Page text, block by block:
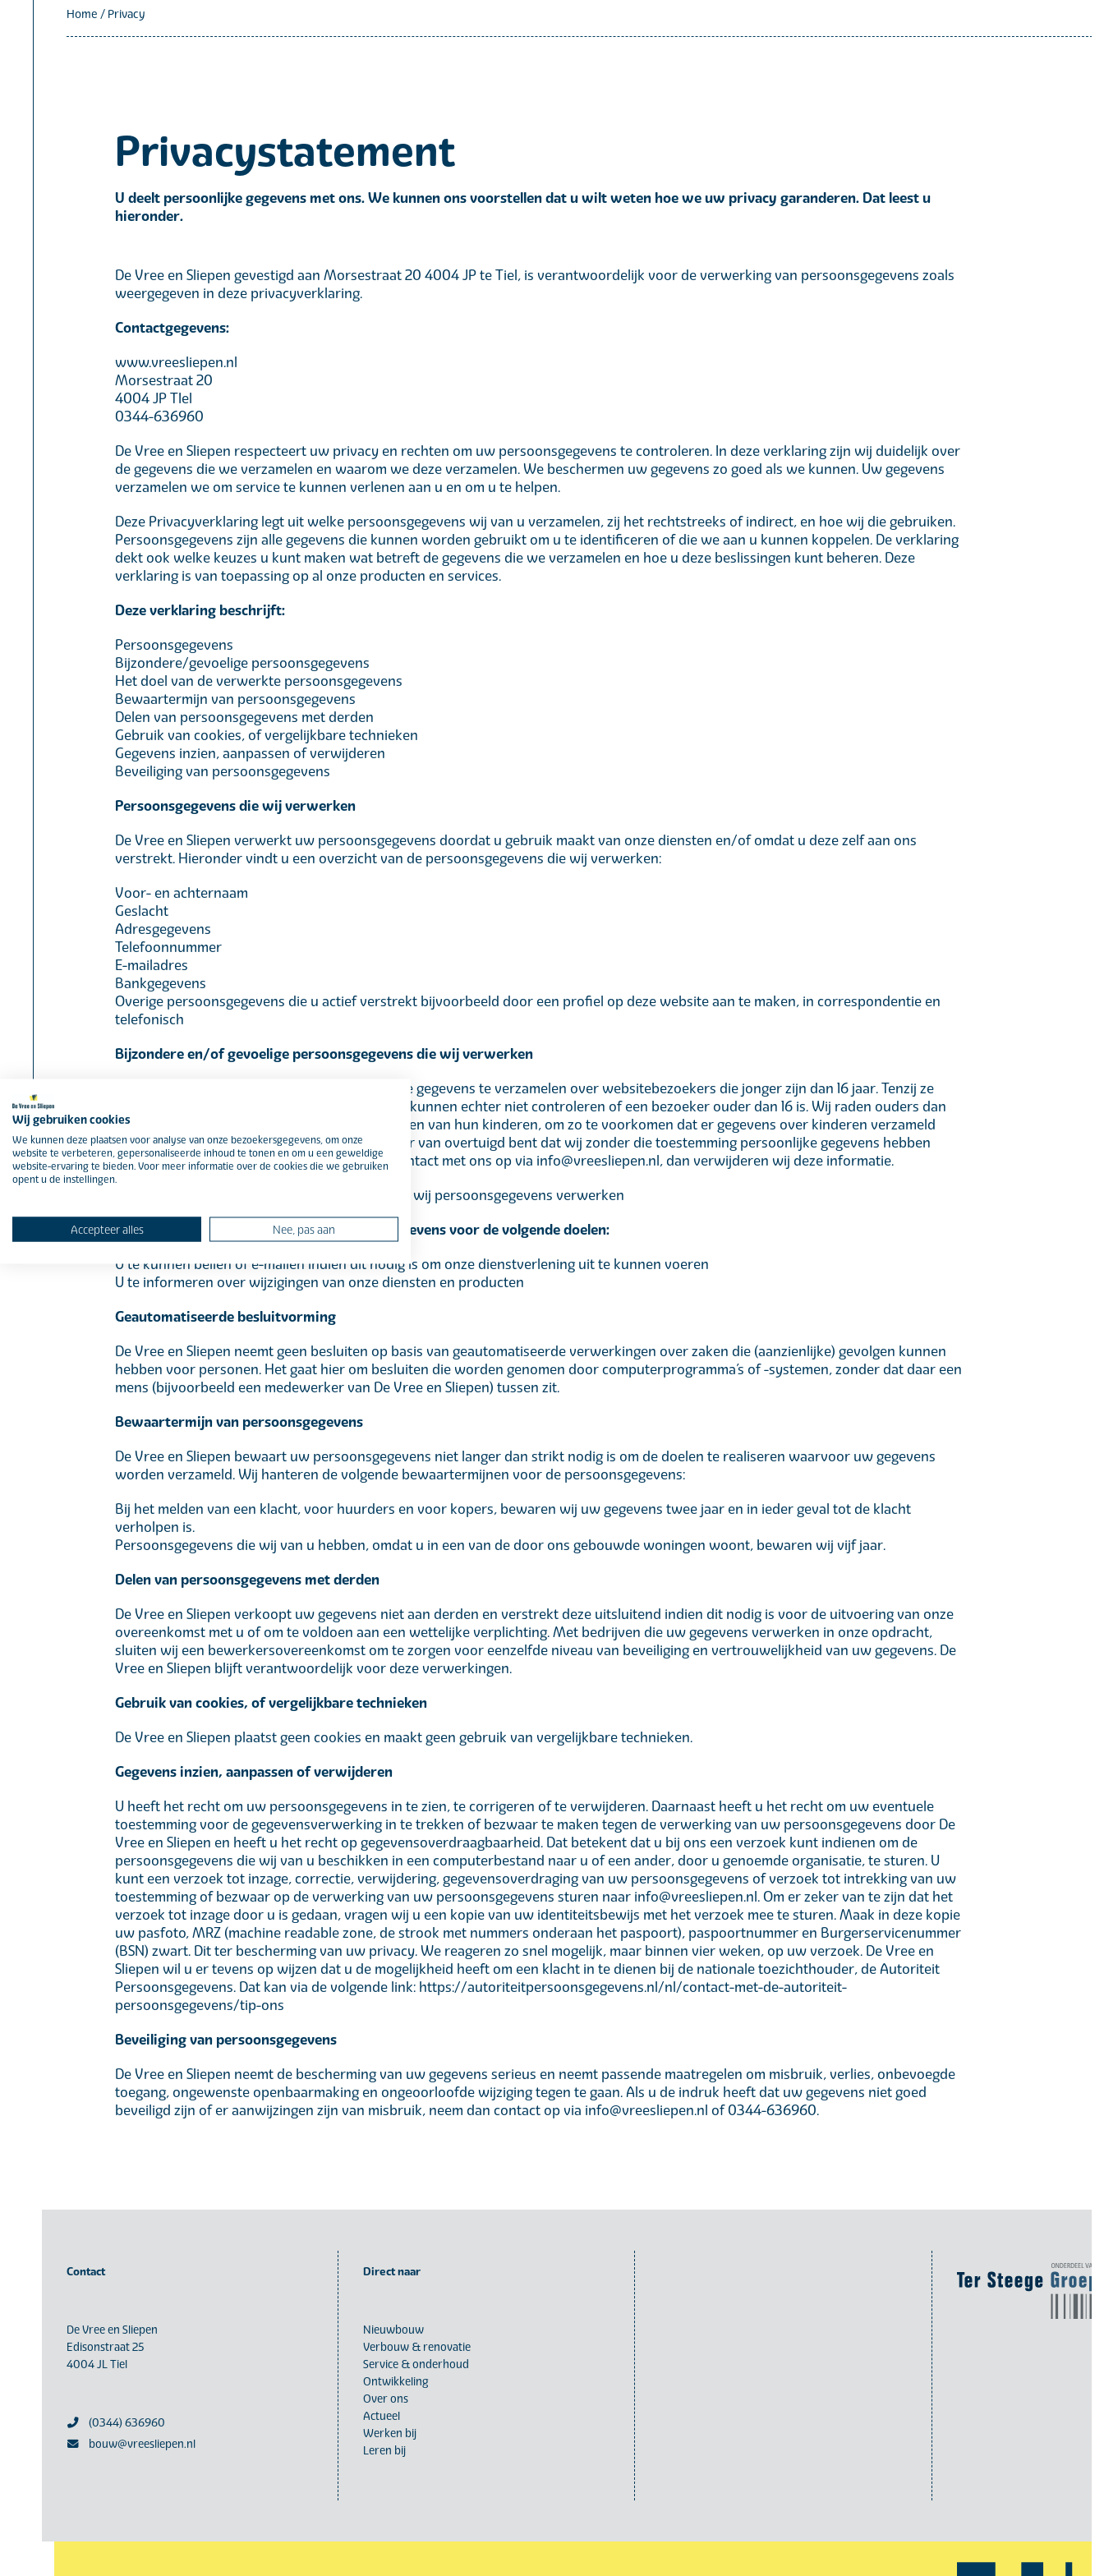
Home / Privacy
Privacystatement
U deelt persoonlijke gegevens met ons. We kunnen ons voorstellen dat u wilt weten hoe we uw privacy garanderen. Dat leest u
hieronder.
De Vree en Sliepen gevestigd aan Morsestraat 20 4004 JP te Tiel, is verantwoordelijk voor de verwerking van persoonsgegevens zoals
weergegeven in deze privacyverklaring.
Contactgegevens:
www.vreesliepen.nl
Morsestraat 20
4004 JP TIel
0344-636960
De Vree en Sliepen respecteert uw privacy en rechten om uw persoonsgegevens te controleren. In deze verklaring zijn wij duidelijk over
de gegevens die we verzamelen en waarom we deze verzamelen. We beschermen uw gegevens zo goed als we kunnen. Uw gegevens
verzamelen we om service te kunnen verlenen aan u en om u te helpen.
Deze Privacyverklaring legt uit welke persoonsgegevens wij van u verzamelen, zij het rechtstreeks of indirect, en hoe wij die gebruiken.
Persoonsgegevens zijn alle gegevens die kunnen worden gebruikt om u te identificeren of die we aan u kunnen koppelen. De verklaring
dekt ook welke keuzes u kunt maken wat betreft de gegevens die we verzamelen en hoe u deze beslissingen kunt beheren. Deze
verklaring is van toepassing op al onze producten en services.
Deze verklaring beschrijft:
Persoonsgegevens
Bijzondere/gevoelige persoonsgegevens
Het doel van de verwerkte persoonsgegevens
Bewaartermijn van persoonsgegevens
Delen van persoonsgegevens met derden
Gebruik van cookies, of vergelijkbare technieken
Gegevens inzien, aanpassen of verwijderen
Beveiliging van persoonsgegevens
Persoonsgegevens die wij verwerken
De Vree en Sliepen verwerkt uw persoonsgegevens doordat u gebruik maakt van onze diensten en/of omdat u deze zelf aan ons
verstrekt. Hieronder vindt u een overzicht van de persoonsgegevens die wij verwerken:
Voor- en achternaam
Geslacht
Adresgegevens
Telefoonnummer
E-mailadres
Bankgegevens
Overige persoonsgegevens die u actief verstrekt bijvoorbeeld door een profiel op deze website aan te maken, in correspondentie en
telefonisch
Bijzondere en/of gevoelige persoonsgegevens die wij verwerken
Onze website en/of dienst heeft niet de intentie gegevens te verzamelen over websitebezoekers die jonger zijn dan 16 jaar. Tenzij ze
toestemming hebben van ouders of voogd. We kunnen echter niet controleren of een bezoeker ouder dan 16 is. Wij raden ouders dan
ook aan betrokken te zijn bij de online activiteiten van hun kinderen, om zo te voorkomen dat er gegevens over kinderen verzameld
worden zonder ouderlijke toestemming. Als u er van overtuigd bent dat wij zonder die toestemming persoonlijke gegevens hebben
verzameld over een minderjarige, neem dan contact met ons op via info@vreesliepen.nl, dan verwijderen wij deze informatie.
Met welk doel en op basis van welke grondslag wij persoonsgegevens verwerken
De Vree en Sliepen verwerkt uw persoonsgegevens voor de volgende doelen:
U te kunnen bellen of e-mailen indien dit nodig is om onze dienstverlening uit te kunnen voeren
U te informeren over wijzigingen van onze diensten en producten
Geautomatiseerde besluitvorming
De Vree en Sliepen neemt geen besluiten op basis van geautomatiseerde verwerkingen over zaken die (aanzienlijke) gevolgen kunnen
hebben voor personen. Het gaat hier om besluiten die worden genomen door computerprogramma’s of -systemen, zonder dat daar een
mens (bijvoorbeeld een medewerker van De Vree en Sliepen) tussen zit.
Bewaartermijn van persoonsgegevens
De Vree en Sliepen bewaart uw persoonsgegevens niet langer dan strikt nodig is om de doelen te realiseren waarvoor uw gegevens
worden verzameld. Wij hanteren de volgende bewaartermijnen voor de persoonsgegevens:
Bij het melden van een klacht, voor huurders en voor kopers, bewaren wij uw gegevens twee jaar en in ieder geval tot de klacht
verholpen is.
Persoonsgegevens die wij van u hebben, omdat u in een van de door ons gebouwde woningen woont, bewaren wij vijf jaar.
Delen van persoonsgegevens met derden
De Vree en Sliepen verkoopt uw gegevens niet aan derden en verstrekt deze uitsluitend indien dit nodig is voor de uitvoering van onze
overeenkomst met u of om te voldoen aan een wettelijke verplichting. Met bedrijven die uw gegevens verwerken in onze opdracht,
sluiten wij een bewerkersovereenkomst om te zorgen voor eenzelfde niveau van beveiliging en vertrouwelijkheid van uw gegevens. De
Vree en Sliepen blijft verantwoordelijk voor deze verwerkingen.
Gebruik van cookies, of vergelijkbare technieken
De Vree en Sliepen plaatst geen cookies en maakt geen gebruik van vergelijkbare technieken.
Gegevens inzien, aanpassen of verwijderen
U heeft het recht om uw persoonsgegevens in te zien, te corrigeren of te verwijderen. Daarnaast heeft u het recht om uw eventuele
toestemming voor de gegevensverwerking in te trekken of bezwaar te maken tegen de verwerking van uw persoonsgegevens door De
Vree en Sliepen en heeft u het recht op gegevensoverdraagbaarheid. Dat betekent dat u bij ons een verzoek kunt indienen om de
persoonsgegevens die wij van u beschikken in een computerbestand naar u of een ander, door u genoemde organisatie, te sturen. U
kunt een verzoek tot inzage, correctie, verwijdering, gegevensoverdraging van uw persoonsgegevens of verzoek tot intrekking van uw
toestemming of bezwaar op de verwerking van uw persoonsgegevens sturen naar info@vreesliepen.nl. Om er zeker van te zijn dat het
verzoek tot inzage door u is gedaan, vragen wij u een kopie van uw identiteitsbewijs met het verzoek mee te sturen. Maak in deze kopie
uw pasfoto, MRZ (machine readable zone, de strook met nummers onderaan het paspoort), paspoortnummer en Burgerservicenummer
(BSN) zwart. Dit ter bescherming van uw privacy. We reageren zo snel mogelijk, maar binnen vier weken, op uw verzoek. De Vree en
Sliepen wil u er tevens op wijzen dat u de mogelijkheid heeft om een klacht in te dienen bij de nationale toezichthouder, de Autoriteit
Persoonsgegevens. Dat kan via de volgende link: https://autoriteitpersoonsgegevens.nl/nl/contact-met-de-autoriteit-
persoonsgegevens/tip-ons
Beveiliging van persoonsgegevens
De Vree en Sliepen neemt de bescherming van uw gegevens serieus en neemt passende maatregelen om misbruik, verlies, onbevoegde
toegang, ongewenste openbaarmaking en ongeoorloofde wijziging tegen te gaan. Als u de indruk heeft dat uw gegevens niet goed
beveiligd zijn of er aanwijzingen zijn van misbruik, neem dan contact op via info@vreesliepen.nl of 0344-636960.
Contact
De Vree en Sliepen
Edisonstraat 25
4004 JL Tiel
(0344) 636960
bouw@vreesliepen.nl
Direct naar
Nieuwbouw
Verbouw & renovatie
Service & onderhoud
Ontwikkeling
Over ons
Actueel
Werken bij
Leren bij
Wij gebruiken cookies
We kunnen deze plaatsen voor analyse van onze bezoekersgegevens, om onze
website te verbeteren, gepersonaliseerde inhoud te tonen en om u een geweldige
website-ervaring te bieden. Voor meer informatie over de cookies die we gebruiken
opent u de instellingen.
Accepteer alles Nee, pas aan